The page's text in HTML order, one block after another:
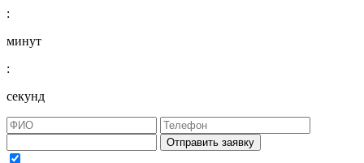
:
минут
:
секунд
Отправить заявку